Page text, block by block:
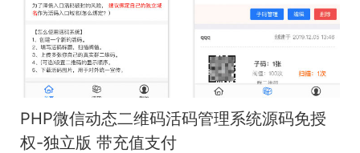
PHP微信动态二维码活码管理系统源码免授
权-独立版 带充值支付